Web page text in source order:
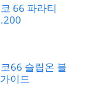
66 파라티
66 슬립온 블
이드